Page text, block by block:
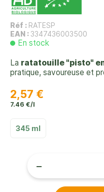
Réf : RATESP
EAN : 3347436003500
En stock
La ratatouille "pisto"
pratique, savoureuse et
2,57 €
7.46 €/l
345 ml
-